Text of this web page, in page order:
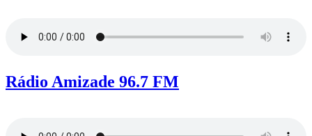
Rádio Amizade 96.7 FM